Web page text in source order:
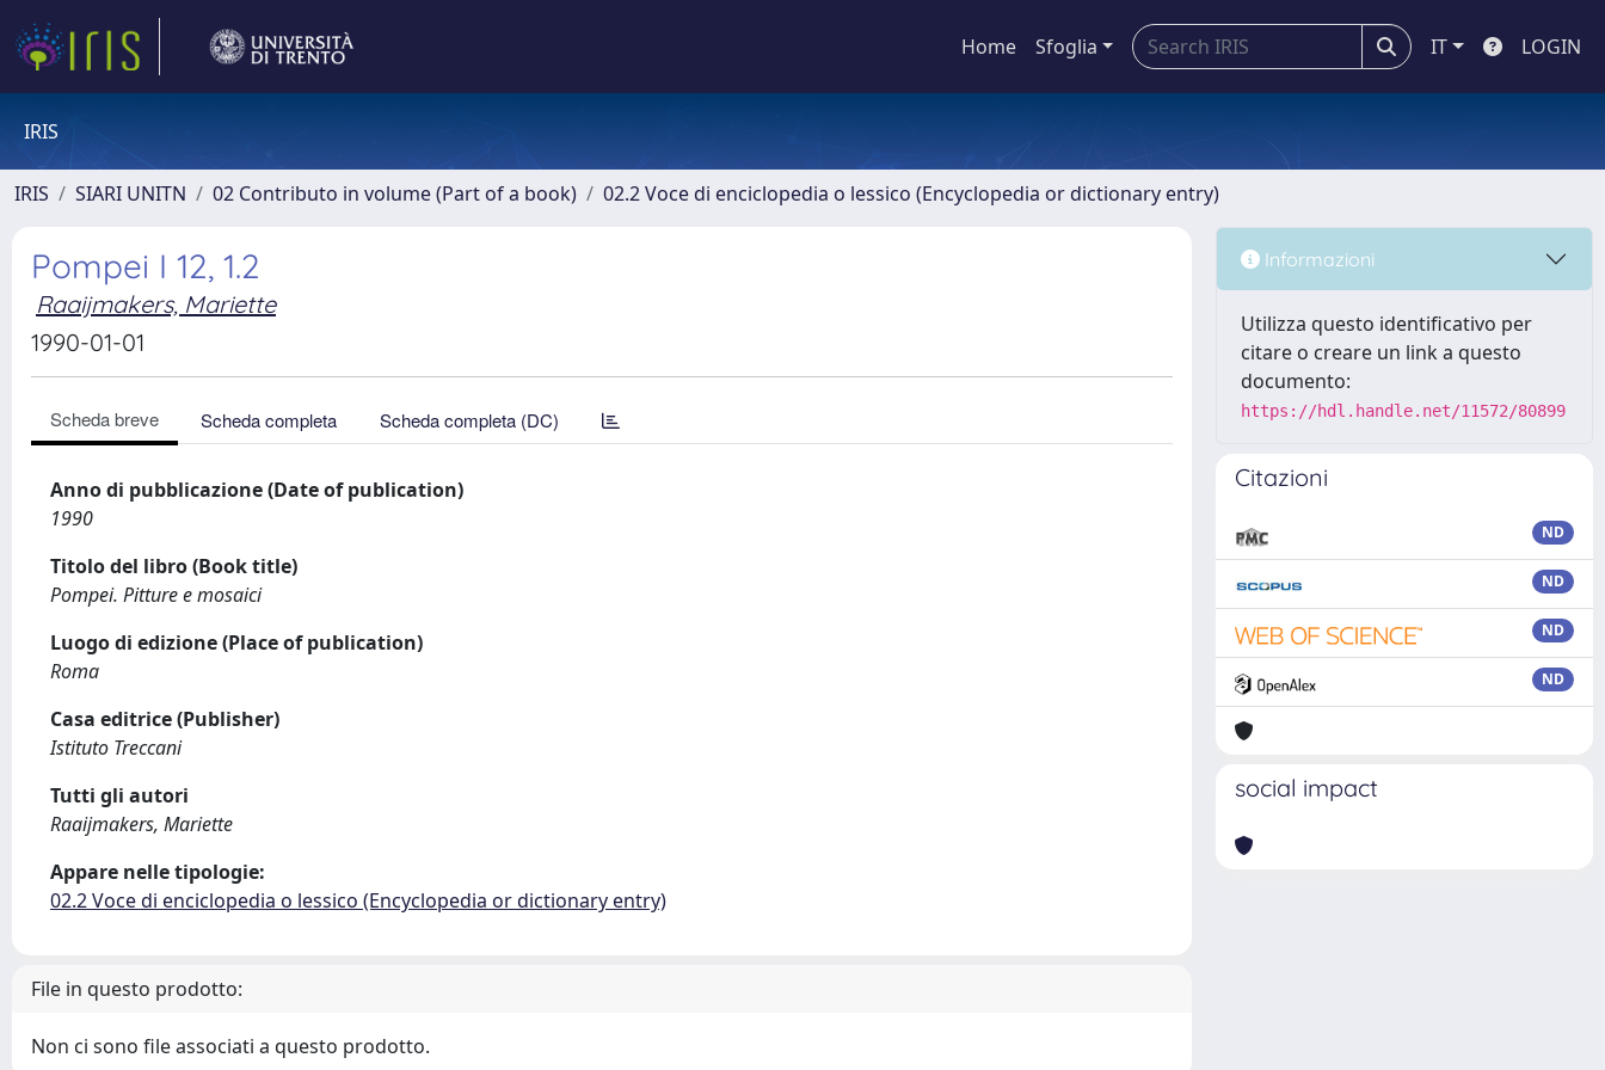
Home Sfoglia IT LOGIN
IRIS
IRIS SIARI UNITN 02 Contributo in volume (Part of a book) 02.2 Voce di enciclopedia o lessico (Encyclopedia or dictionary entry)
Pompei I 12, 1.2
Raaijmakers, Mariette
1990-01-01
Scheda breve Scheda completa Scheda completa (DC)
Anno di pubblicazione (Date of publication)
1990
Titolo del libro (Book title)
Pompei. Pitture e mosaici
Luogo di edizione (Place of publication)
Roma
Casa editrice (Publisher)
Istituto Treccani
Tutti gli autori
Raaijmakers, Mariette
Appare nelle tipologie:
02.2 Voce di enciclopedia o lessico (Encyclopedia or dictionary entry)
File in questo prodotto:
Non ci sono file associati a questo prodotto.
Informazioni
Utilizza questo identificativo per
citare o creare un link a questo
documento:
https://hdl.handle.net/11572/80899
Citazioni
ND
ND
ND
ND
social impact